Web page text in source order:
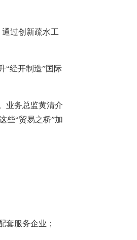
过创新疏水工
“经开制造”国际
业务总监黄清介
些“贸易之桥”加
套服务企业；